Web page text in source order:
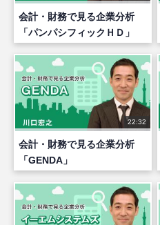
会計・財務で見る企業分析
「パンパシフィックＨＤ」
22:32
会計・財務で見る企業分析
「GENDA」